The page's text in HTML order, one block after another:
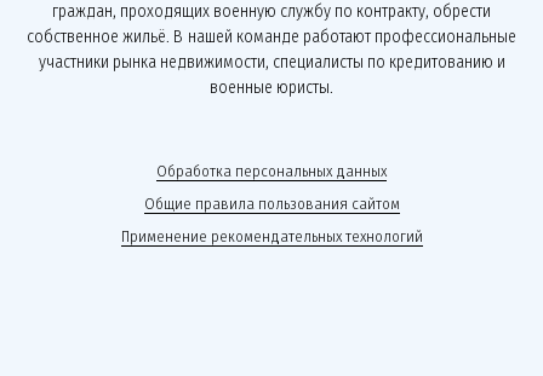
граждан, проходящих военную службу по контракту, обрести
собственное жильё. В нашей команде работают профессиональные
участники рынка недвижимости, специалисты по кредитованию и
военные юристы.
Обработка персональных данных
Общие правила пользования сайтом
Применение рекомендательных технологий